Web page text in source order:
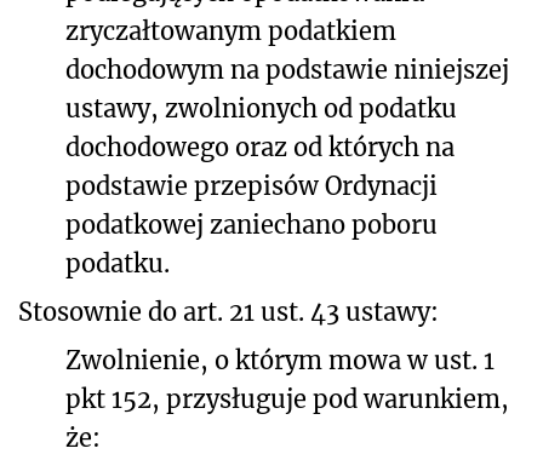
zryczałtowanym podatkiem
dochodowym na podstawie niniejszej
ustawy, zwolnionych od podatku
dochodowego oraz od których na
podstawie przepisów Ordynacji
podatkowej zaniechano poboru
podatku.
Stosownie do art. 21 ust. 43 ustawy:
Zwolnienie, o którym mowa w ust. 1
pkt 152, przysługuje pod warunkiem,
że: